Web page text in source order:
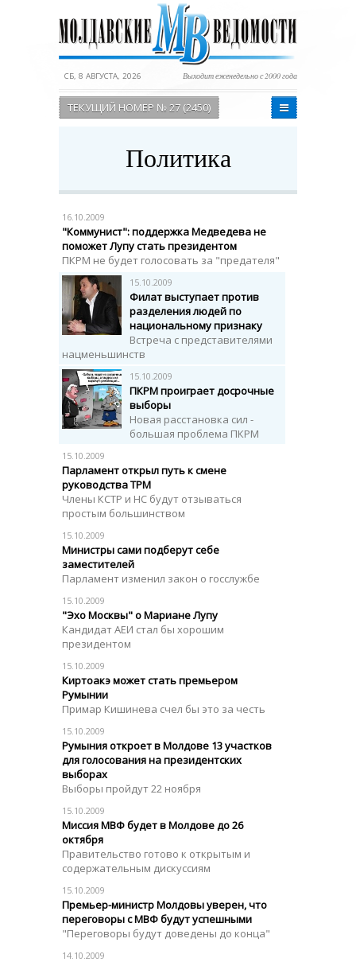
СБ, 8 АВГУСТА, 2026 Выходит еженедельно с 2000 года
ТЕКУЩИЙ НОМЕР № 27 (2450)
Политика
16.10.2009
"Коммунист": поддержка Медведева не
поможет Лупу стать президентом
ПКРМ не будет голосовать за "предателя"
15.10.2009
Филат выступает против
разделения людей по
национальному признаку
Встреча с представителями
нацменьшинств
15.10.2009
ПКРМ проиграет досрочные
выборы
Новая расстановка сил -
большая проблема ПКРМ
15.10.2009
Парламент открыл путь к смене
руководства ТРМ
Члены КСТР и НС будут отзываться
простым большинством
15.10.2009
Министры сами подберут себе
заместителей
Парламент изменил закон о госслужбе
15.10.2009
"Эхо Москвы" о Мариане Лупу
Кандидат АЕИ стал бы хорошим
президентом
15.10.2009
Киртоакэ может стать премьером
Румынии
Примар Кишинева счел бы это за честь
15.10.2009
Румыния откроет в Молдове 13 участков
для голосования на президентских
выборах
Выборы пройдут 22 ноября
15.10.2009
Миссия МВФ будет в Молдове до 26
октября
Правительство готово к открытым и
содержательным дискуссиям
15.10.2009
Премьер-министр Молдовы уверен, что
переговоры с МВФ будут успешными
"Переговоры будут доведены до конца"
14.10.2009